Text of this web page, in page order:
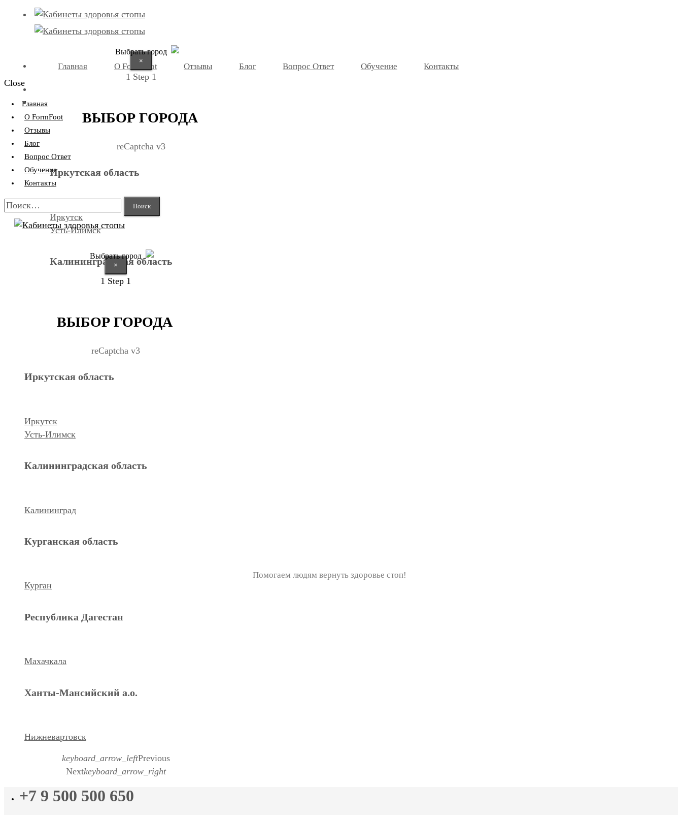
Выбрать город
×
1 Step 1
ВЫБОР ГОРОДА
reCaptcha v3
Иркутская область
Иркутск
Усть-Илимск
Калининградская область
Курган
Помогаем людям вернуть здоровье стоп!
Главная О FormFoot Отзывы Блог Вопрос Ответ Обучение Контакты
Close
Главная
О FormFoot
Отзывы
Блог
Вопрос Ответ
Обучение
Контакты
Найти:
Выбрать город
×
1 Step 1
ВЫБОР ГОРОДА
reCaptcha v3
Иркутская область
Иркутск
Усть-Илимск
Калининградская область
Калининград
Курганская область
Курган
Республика Дагестан
Махачкала
Ханты-Мансийский а.о.
Нижневартовск
keyboard_arrow_leftPrevious
Nextkeyboard_arrow_right
+7 9 500 500 650